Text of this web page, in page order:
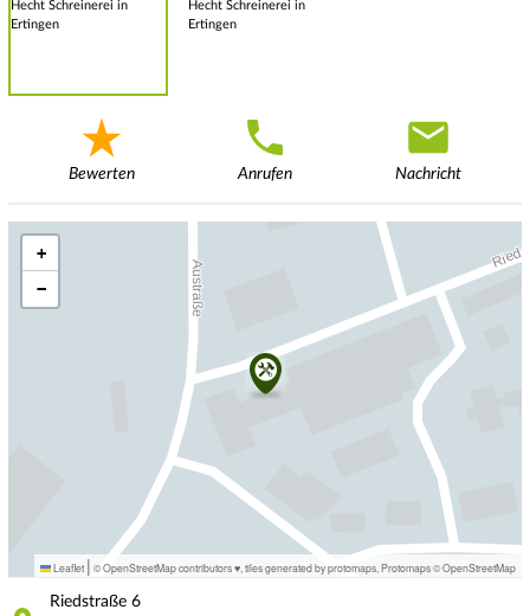
Bewerten Anrufen Nachricht
+
−
Leaflet | © OpenStreetMap contributors ♥, tiles generated by protomaps Protomaps©OpenStreetMap
Riedstraße 6